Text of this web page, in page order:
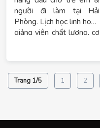
người đi làm tại Hải
Phòng. Lịch học linh hoạt,
giảng viên chất lượng, cơ
Trang 1/5 1 2